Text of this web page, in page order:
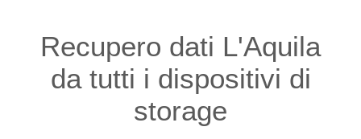
Recupero dati L'Aquila
da tutti i dispositivi di
storage